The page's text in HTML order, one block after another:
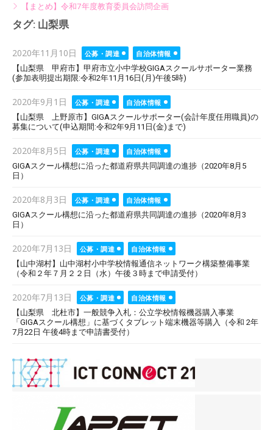
【まとめ】令和7年度教育委員会訪問企画
タグ: 山梨県
Posted
on
2020年11月10日 公募・調達
自治体情報
【山梨県 甲府市】甲府市立小中学校GIGAスクールサポーター業務
(参加表明提出期限:令和2年11月16日(月)午後5時)
Posted
on
2020年9月1日 公募・調達
自治体情報
【山梨県 上野原市】GIGAスクールサポーター(会計年度任用職員)の
募集について(申込期間:令和2年9月11日(金)まで)
Posted
on
2020年8月5日 公募・調達
自治体情報
GIGAスクール構想に沿った都道府県共同調達の進捗（2020年8月5
日）
Posted
on
2020年8月3日 公募・調達
自治体情報
GIGAスクール構想に沿った都道府県共同調達の進捗（2020年8月3
日）
Posted
on
2020年7月13日 公募・調達
自治体情報
【山中湖村】山中湖村小中学校情報通信ネットワーク構築整備事業
（令和２年７月２２日（水）午後３時まで申請受付）
Posted
on
2020年7月13日 公募・調達
自治体情報
【山梨県 北杜市】一般競争入札：公立学校情報機器購入事業
「GIGAスクール構想」に基づくタブレット端末機器等購入（令和 2年
7月22日 午後4時まで申請書受付）